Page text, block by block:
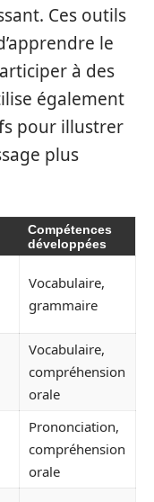
Ces outils
le
à des
également
pour illustrer
plus
Compétences
développées
Vocabulaire,
grammaire
Vocabulaire,
compréhension
orale
Prononciation,
compréhension
orale